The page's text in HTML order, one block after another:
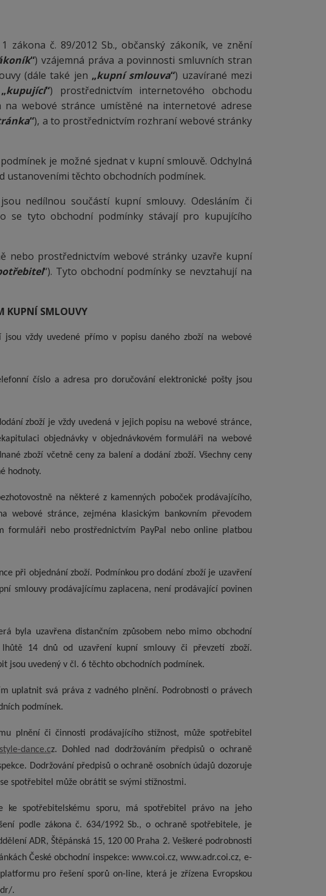
zákona č. 89/2012 Sb., občanský zákoník, ve znění
“) vzájemná práva a povinnosti smluvních stran
(dále také jen „kupní smlouva“) uzavírané mezi
„kupující“) prostřednictvím internetového obchodu
webové stránce umístěné na internetové adrese
“), a to prostřednictvím rozhraní webové stránky
je možné sjednat v kupní smlouvě. Odchylná
ustanoveními těchto obchodních podmínek.
nedílnou součástí kupní smlouvy. Odesláním či
se tyto obchodní podmínky stávají pro kupujícího
nebo prostřednictvím webové stránky uzavře kupní
“). Tyto obchodní podmínky se nevztahují na
KUPNÍ SMLOUVY
jsou vždy uvedené přímo v popisu daného zboží na webové
číslo a adresa pro doručování elektronické pošty jsou
zboží je vždy uvedená v jejich popisu na webové stránce,
objednávky v objednávkovém formuláři na webové
zboží včetně ceny za balení a dodání zboží. Všechny ceny
hodnoty.
na některé z kamenných poboček prodávajícího,
webové stránce, zejména klasickým bankovním převodem
formuláři nebo prostřednictvím PayPal nebo online platbou
při objednání zboží. Podmínkou pro dodání zboží je uzavření
smlouvy prodávajícímu zaplacena, není prodávající povinen
byla uzavřena distančním způsobem nebo mimo obchodní
14 dnů od uzavření kupní smlouvy či převzetí zboží.
jsou uvedený v čl. 6 těchto obchodních podmínek.
uplatnit svá práva z vadného plnění. Podrobnosti o právech
podmínek.
plnění či činnosti prodávajícího stížnost, může spotřebitel
dance.cz. Dohled nad dodržováním předpisů o ochraně
Dodržování předpisů o ochraně osobních údajů dozoruje
spotřebitel může obrátit se svými stížnostmi.
ke spotřebitelskému sporu, má spotřebitel právo na jeho
podle zákona č. 634/1992 Sb., o ochraně spotřebitele, je
ADR, Štěpánská 15, 120 00 Praha 2. Veškeré podrobnosti
České obchodní inspekce: www.coi.cz, www.adr.coi.cz, e-
pro řešení sporů on-line, která je zřízena Evropskou
.